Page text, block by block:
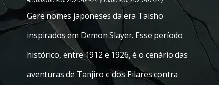
Gere nomes japoneses da era Taisho
inspirados em Demon Slayer. Esse período
histórico, entre 1912 e 1926, é o cenário das
aventuras de Tanjiro e dos Pilares contra